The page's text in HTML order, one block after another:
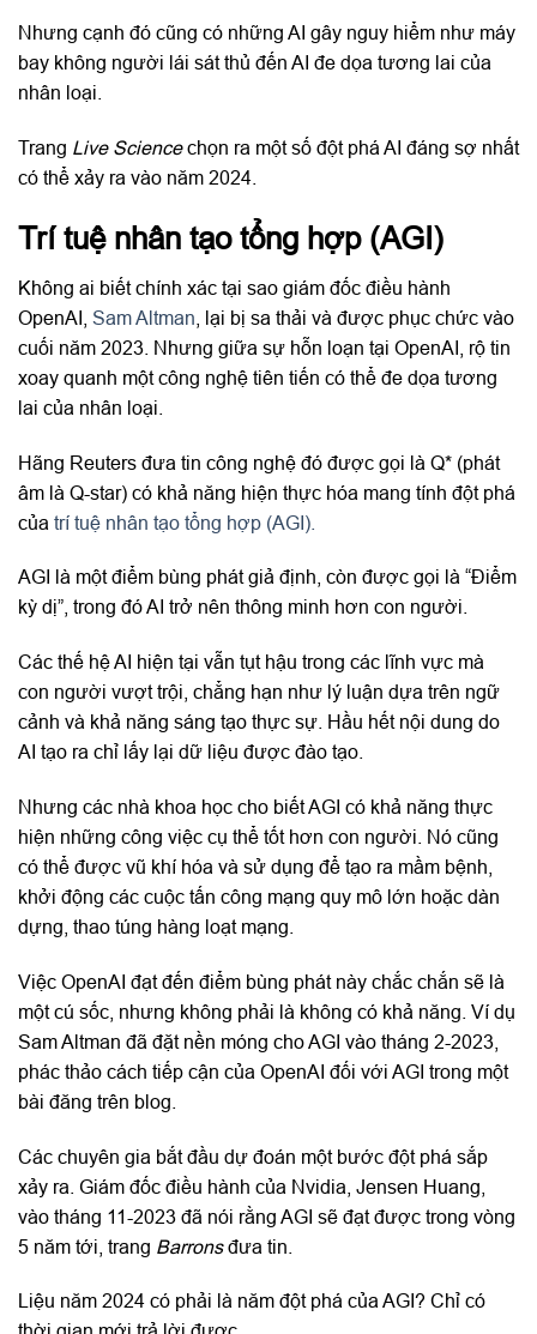
Nhưng cạnh đó cũng có những AI gây nguy hiểm như máy
bay không người lái sát thủ đến AI đe dọa tương lai của
nhân loại.
Trang Live Sciencechọn ra một số đột phá AI đáng sợ nhất
có thể xảy ra vào năm 2024.
Trí tuệ nhân tạo tổng hợp (AGI)
Không ai biết chính xác tại sao giám đốc điều hành
OpenAI, Sam Altman , lại bị sa thải và được phục chức vào
cuối năm 2023. Nhưng giữa sự hỗn loạn tại OpenAI, rộ tin
xoay quanh một công nghệ tiên tiến có thể đe dọa tương
lai của nhân loại.
Hãng Reuters đưa tin công nghệ đó được gọi là Q* (phát
âm là Q-star) có khả năng hiện thực hóa mang tính đột phá
của trí tuệ nhân tạo tổng hợp (AGI).
AGI là một điểm bùng phát giả định, còn được gọi là “Điểm
kỳ dị”, trong đó AI trở nên thông minh hơn con người.
Các thế hệ AI hiện tại vẫn tụt hậu trong các lĩnh vực mà
con người vượt trội, chẳng hạn như lý luận dựa trên ngữ
cảnh và khả năng sáng tạo thực sự. Hầu hết nội dung do
AI tạo ra chỉ lấy lại dữ liệu được đào tạo.
Nhưng các nhà khoa học cho biết AGI có khả năng thực
hiện những công việc cụ thể tốt hơn con người. Nó cũng
có thể được vũ khí hóa và sử dụng để tạo ra mầm bệnh,
khởi động các cuộc tấn công mạng quy mô lớn hoặc dàn
dựng, thao túng hàng loạt mạng.
Việc OpenAI đạt đến điểm bùng phát này chắc chắn sẽ là
một cú sốc, nhưng không phải là không có khả năng. Ví dụ
Sam Altman đã đặt nền móng cho AGI vào tháng 2-2023,
phác thảo cách tiếp cận của OpenAI đối với AGI trong một
bài đăng trên blog.
Các chuyên gia bắt đầu dự đoán một bước đột phá sắp
xảy ra. Giám đốc điều hành của Nvidia, Jensen Huang,
vào tháng 11-2023 đã nói rằng AGI sẽ đạt được trong vòng
5 năm tới, trang Barronsđưa tin.
Liệu năm 2024 có phải là năm đột phá của AGI? Chỉ có